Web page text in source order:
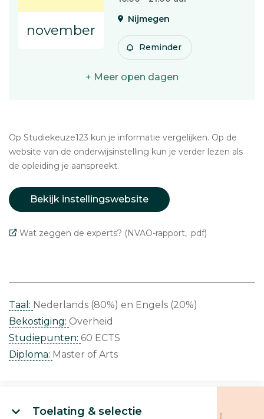
november
Nijmegen
Reminder
+ Meer open dagen
Op Studiekeuze123 kun je informatie vergelijken. Op de
website van de onderwijsinstelling kun je verder lezen als
de opleiding je aanspreekt.
Bekijk instellingswebsite
Wat zeggen de experts? (NVAO-rapport, .pdf)
Taal: Nederlands (80%)
Engels (20%)
Bekostiging: Overheid
Studiepunten: 60 ECTS
Diploma: Master of Arts
Toelating & selectie